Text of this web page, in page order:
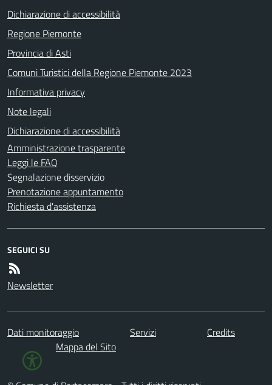
Dichiarazione di accessibilità
Regione Piemonte
Provincia di Asti
Comuni Turistici della Regione Piemonte 2023
Informativa privacy
Note legali
Dichiarazione di accessibilità
Amministrazione trasparente
Leggi le FAQ
Segnalazione disservizio
Prenotazione appuntamento
Richiesta d'assistenza
SEGUICI SU
Newsletter
Dati monitoraggio Servizi
Credits
Mappa del Sito